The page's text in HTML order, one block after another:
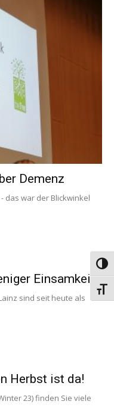
Demenz
das war der Blickwinkel
Einsamkeit
sind seit heute als
Herbst ist da!
23) finden Sie viele